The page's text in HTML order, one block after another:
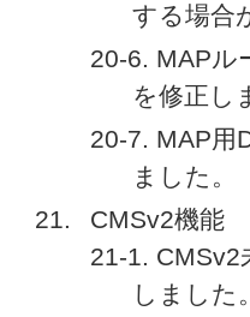
する場合
20-6. MAPル
を修正し
20-7. MAP用
ました。
CMSv2機能
21-1.
しました